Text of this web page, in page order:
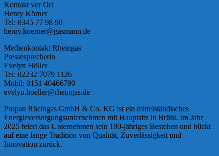
Kontakt vor Ort
Henry Körner
Tel: 0345 77 98 90
henry.koerner@gasmann.de
Medienkontakt Rheingas
Pressesprecherin
Evelyn Höller
Tel: 02232 7079 1126
Mobil: 0151 40466790
evelyn.hoeller@rheingas.de
Propan Rheingas GmbH & Co. KG ist ein mittelständisches
Energieversorgungsunternehmen mit Hauptsitz in Brühl. Im Jahr
2025 feiert das Unternehmen sein 100-jähriges Bestehen und blickt
auf eine lange Tradition von Qualität, Zuverlässigkeit und
Innovation zurück.